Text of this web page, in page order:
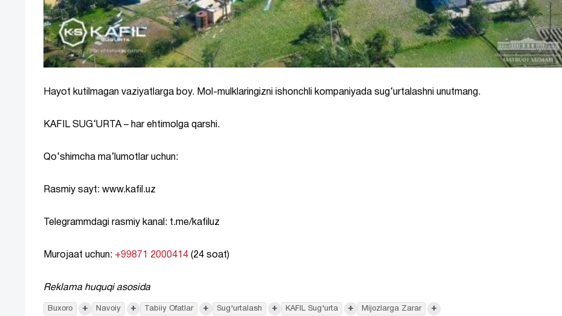
Hayot kutilmagan vaziyatlarga boy. Mol-mulklaringizni ishonchli kompaniyada sug‘urtalashni unutmang.
KAFIL SUG‘URTA – har ehtimolga qarshi.
Qo‘shimcha ma’lumotlar uchun:
Rasmiy sayt: www.kafil.uz
Telegrammdagi rasmiy kanal: t.me/kafiluz
Murojaat uchun: +99871 2000414 (24 soat)
Reklama huquqi asosida
Buxoro + Navoiy + Tabiiy Ofatlar + Sug'urtalash + KAFIL Sug'urta + Mijozlarga Zarar +